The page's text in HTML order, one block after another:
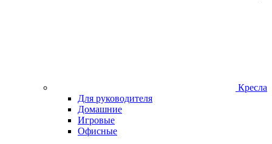
Кресла
Для руководителя
Домашние
Игровые
Офисные